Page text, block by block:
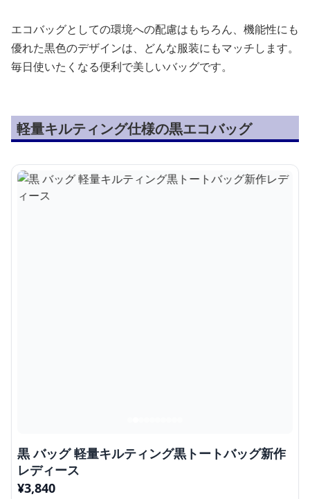
エコバッグとしての環境への配慮はもちろん、機能性にも
優れた黒色のデザインは、どんな服装にもマッチします。
毎日使いたくなる便利で美しいバッグです。
軽量キルティング仕様の黒エコバッグ
黒 バッグ 軽量キルティング黒トートバッグ新作
レディース
¥3,840